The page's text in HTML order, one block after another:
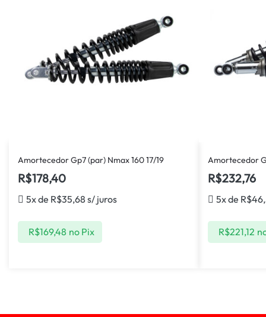
Amortecedor Gp7 (par) Nmax 160 17/19
R$178,40
5x de R$35,68 s/ juros
R$169,48 no Pix
Amortecedor
R$232,76
5x de R$
R$221,12